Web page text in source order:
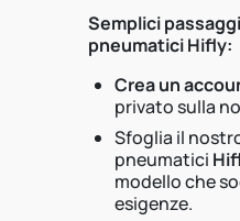
Semplici
pneumatici Hifly:
Crea un
privato sulla
Sfoglia il
pneumatici
modello che
esigenze.